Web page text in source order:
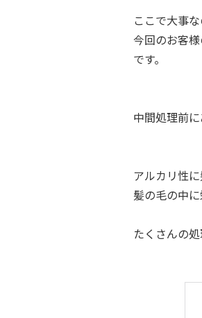
ここで大事
今回のお客
です。
中間処理前
アルカリ性
髪の毛の中
たくさんの